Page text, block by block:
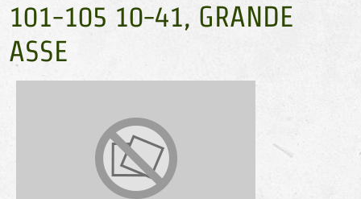
101-105 10-41, GRANDE
ASSE